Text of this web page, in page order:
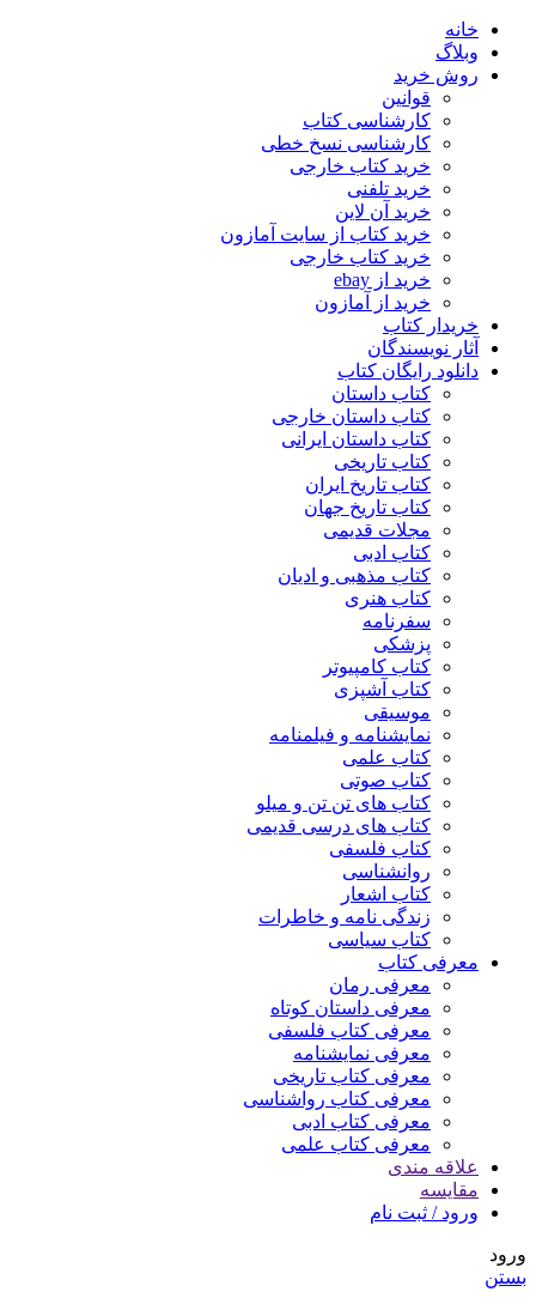
خانه
وبلاگ
روش خرید
قوانین
کارشناسی کتاب
کارشناسی نسخ خطی
خرید کتاب خارجی
خرید تلفنی
خرید آن لاین
خرید کتاب از سایت آمازون
خرید کتاب خارجی
خرید از ebay
خرید از آمازون
خریدار کتاب
آثار نویسندگان
دانلود رایگان کتاب
کتاب داستان
کتاب داستان خارجی
کتاب داستان ایرانی
کتاب تاریخی
کتاب تاریخ ایران
کتاب تاریخ جهان
مجلات قدیمی
کتاب ادبی
کتاب مذهبی و ادیان
کتاب هنری
سفرنامه
پزشکی
کتاب کامپیوتر
کتاب آشپزی
موسیقی
نمایشنامه و فیلمنامه
کتاب علمی
کتاب صوتی
کتاب های تن تن و میلو
کتاب های درسی قدیمی
کتاب فلسفی
روانشناسی
کتاب اشعار
زندگی نامه و خاطرات
کتاب سیاسی
معرفی کتاب
معرفی رمان
معرفی داستان کوتاه
معرفی کتاب فلسفی
معرفی نمایشنامه
معرفی کتاب تاریخی
معرفی کتاب رواشناسی
معرفی کتاب ادبی
معرفی کتاب علمی
علاقه مندی
مقایسه
ورود / ثبت نام
ورود
بستن